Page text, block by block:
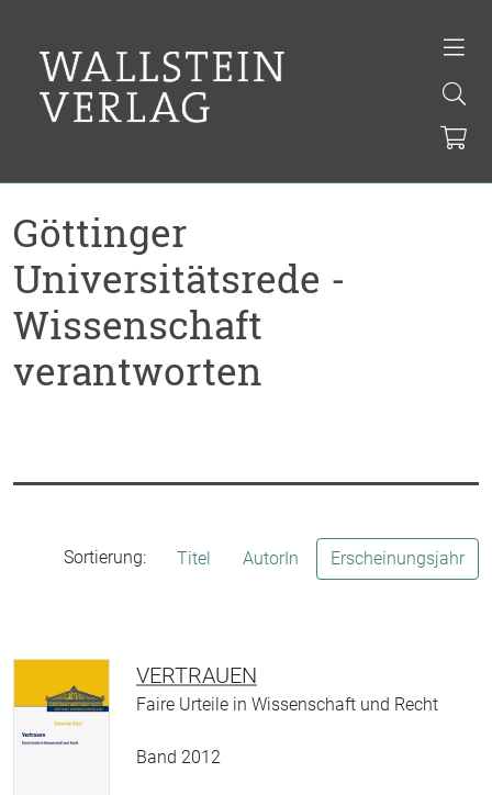
Göttinger
Universitätsrede -
Wissenschaft
verantworten
Sortierung: Titel AutorIn Erscheinungsjahr
VERTRAUEN
Faire Urteile in Wissenschaft und Recht
Band 2012